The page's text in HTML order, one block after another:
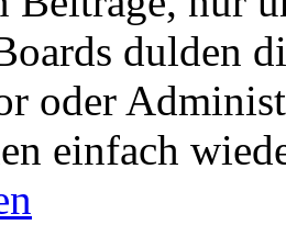
dulden
oder
einfach